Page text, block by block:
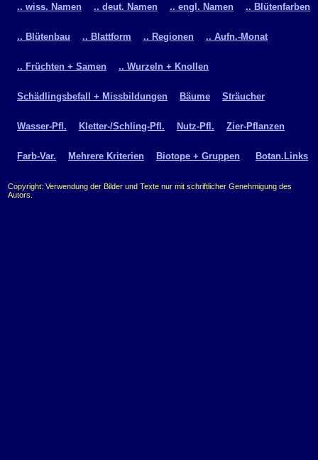
.. wiss. Namen .. deut. Namen .. engl. Namen .. Blütenfarben
.. Blütenbau .. Blattform .. Regionen .. Aufn.-Monat
.. Früchten + Samen .. Wurzeln + Knollen
Schädlingsbefall + Missbildungen Bäume Sträucher
Wasser-Pfl. Kletter-/Schling-Pfl. Nutz-Pfl. Zier-Pflanzen
Farb-Var. Mehrere Kriterien Biotope + Gruppen Botan.Links
Copyright: Verwendung der Bilder und Texte nur mit schriftlicher Genehmigung des
Autors.